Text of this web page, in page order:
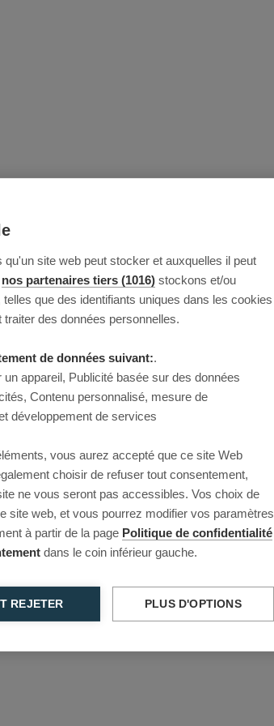
site web peut stocker et auxquelles il peut
nos partenaires tiers (1016) stockons et/ou
que des identifiants uniques dans les cookies
des données personnelles.
de données suivant:.
appareil, Publicité basée sur des données
Contenu personnalisé, mesure de
développement de services
vous aurez accepté que ce site Web
choisir de refuser tout consentement,
ne vous seront pas accessibles. Vos choix de
site web, et vous pourrez modifier vos paramètres
à partir de la page Politique de confidentialité
dans le coin inférieur gauche.
REJETER PLUS D'OPTIONS
couldn’t load
or go back.